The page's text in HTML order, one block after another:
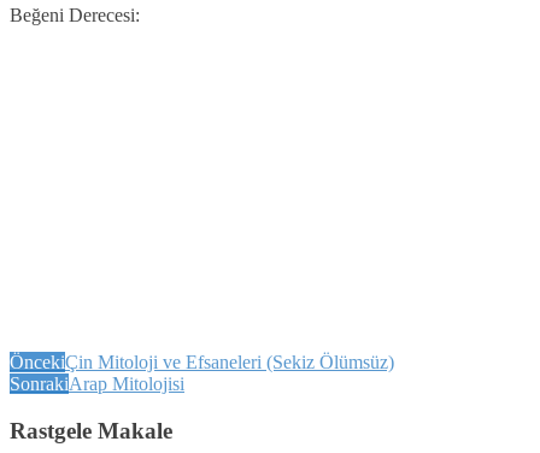
Beğeni Derecesi:
ÖncekiÇin Mitoloji ve Efsaneleri (Sekiz Ölümsüz)
SonrakiArap Mitolojisi
Rastgele Makale